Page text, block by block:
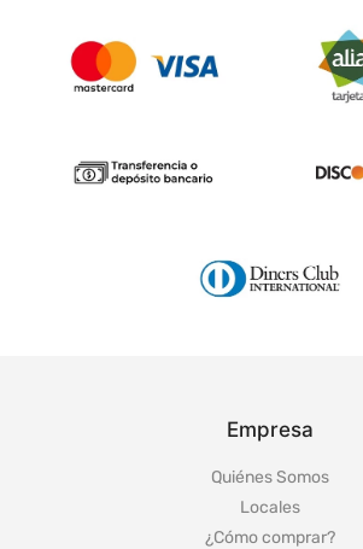
Empresa
Quiénes Somos
Locales
¿Cómo comprar?